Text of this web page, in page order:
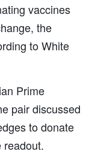
vaccines
the
to White
Prime
pair discussed
to donate
readout.